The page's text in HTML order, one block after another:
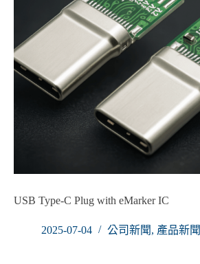
USB Type-C Plug with eMarker IC
2025-07-04 公司新聞, 產品新聞